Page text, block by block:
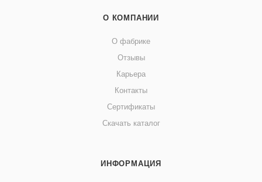
О КОМПАНИИ
О фабрике
Отзывы
Карьера
Контакты
Сертификаты
Скачать каталог
ИНФОРМАЦИЯ